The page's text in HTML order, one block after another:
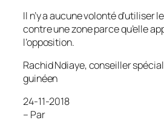
Il n’y a aucune volonté d’utiliser
contre une zone parce qu’elle
l’opposition.
Rachid Ndiaye, conseiller
guinéen
24-11-2018
– Par